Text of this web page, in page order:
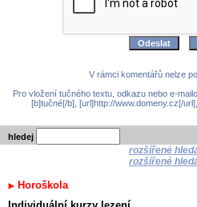
V rámci komentářů nelze
Pro vložení tučného textu, odkazu nebo e-
[b]tučné[/b], [url]http://www.domeny.cz[/
hledej
rozšířené
rozšířené
Horoškola